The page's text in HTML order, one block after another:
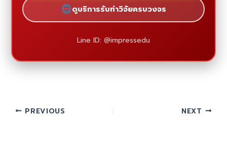
ดูบริการรับทำวิจัยครบวงจร
Line ID: @impressedu
PREVIOUS NEXT